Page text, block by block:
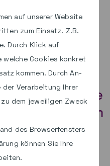
auf unserer Website
zum Einsatz. Z.B.
Durch Klick auf
welche Cookies konkret
kommen. Durch An-
der Verarbeitung Ihrer
dem jeweiligen Zweck
des Browserfensters
können Sie Ihre
8.0: Termine
im
Linux/GS